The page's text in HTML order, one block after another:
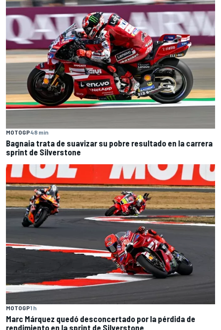
MOTOGP48 min
Bagnaia trata de suavizar su pobre resultado en la carrera
sprint de Silverstone
MOTOGP1 h
Marc Márquez quedó desconcertado por la pérdida de
rendimiento en la sprint de Silverstone